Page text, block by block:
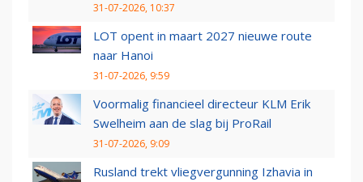
31-07-2026, 10:37
LOT opent in maart 2027 nieuwe route
naar Hanoi
31-07-2026, 9:59
Voormalig financieel directeur KLM Erik
Swelheim aan de slag bij ProRail
31-07-2026, 9:09
Rusland trekt vliegvergunning Izhavia in